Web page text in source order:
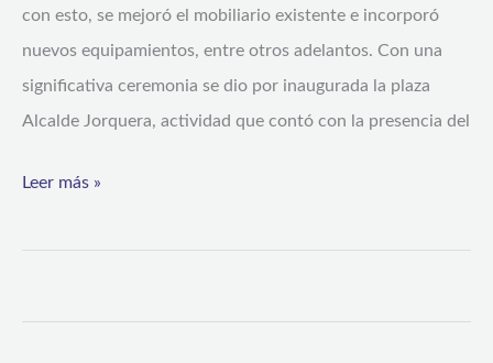
con esto, se mejoró el mobiliario existente e incorporó
nuevos equipamientos, entre otros adelantos. Con una
significativa ceremonia se dio por inaugurada la plaza
Alcalde Jorquera, actividad que contó con la presencia del
Los
Vilos
Leer más »